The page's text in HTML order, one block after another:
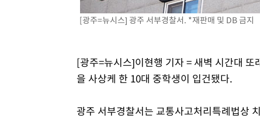
[속보]코스피, 6300선 재탈환…1.09% 오른 6365.07 개
시리아 다마스쿠스 교외에서 미니버스 폭발.. 14명 부상,
이란, 호르무즈서 "적국 목표물들"과 대치로 남부 케슘
[속보]美, 폴리실리콘 수입 규제…파생제품 15% 관세,
[속보] 뉴욕증시, 일제 하락 마감…나스닥 0.06%↓
[광주=뉴시스] 광주 서부경찰서. *재판매 및 DB 금지
[광주=뉴시스]이현행 기자 = 새벽 시간대
을 사상케 한 10대 중학생이 입건됐다.
광주 서부경찰서는 교통사고처리특례법상